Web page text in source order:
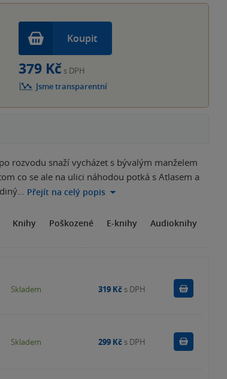
Koupit
379 Kč s DPH
Jsme transparentní
po rozvodu snaží vycházet s bývalým manželem
co se ale na ulici náhodou potká s Atlasem a
Přejít na celý popis
Knihy Poškozené E-knihy Audioknihy
Skladem 319 Kč s DPH
Skladem 299 Kč s DPH